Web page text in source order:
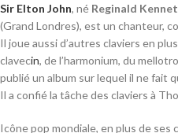
Sir Elton John, né Reginald
(Grand Londres), est un chanteur,
Il joue aussi d’autres claviers en
clavecin, de l’harmonium, du
publié un album sur lequel il ne fait
Il a confié la tâche des claviers à
Icône pop mondiale, en plus de ses